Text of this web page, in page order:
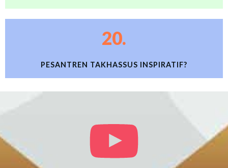
20.
PESANTREN TAKHASSUS INSPIRATIF?